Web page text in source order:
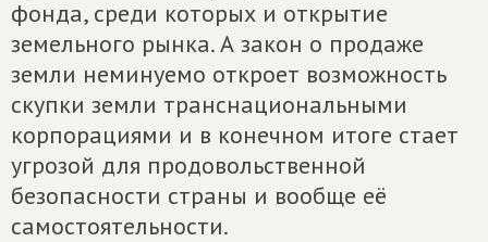
фонда, среди которых и открытие
земельного рынка. А закон о продаже
земли неминуемо откроет возможность
скупки земли транснациональными
корпорациями и в конечном итоге стает
угрозой для продовольственной
безопасности страны и вообще её
самостоятельности.